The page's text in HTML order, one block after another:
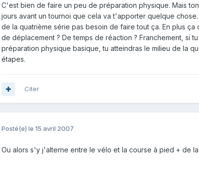
C'est bien de faire un peu de préparation physique. Mais
jours avant un tournoi que cela va t'apporter quelque
de la quatrième série pas besoin de faire tout ça. En plus
de déplacement ? De temps de réaction ? Franchement, si
préparation physique basique, tu atteindras le milieu de la
étapes.
Citer
Posté(e) le 15 avril 2007
Ou alors s'y j'alterne entre le vélo et la course à pied + de